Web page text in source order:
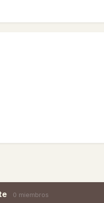
0 miembros